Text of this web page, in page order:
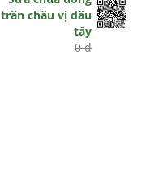
trân châu vị dâu
tây
0 đ